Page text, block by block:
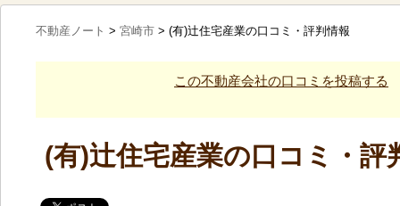
不動産ノート > 宮崎市 > (有)辻住宅産業の口コミ・評判情報
この不動産会社の口コミを投稿する
(有)辻住宅産業の口コミ・評